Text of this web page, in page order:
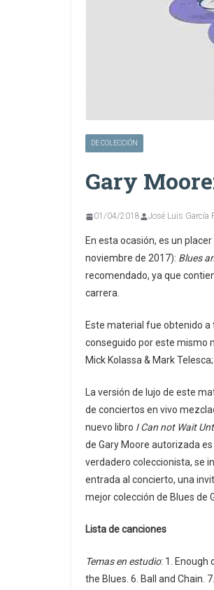
DE COLECCIÓN
Gary
01/04/2018 José Luis García
En esta ocasión, es un
noviembre de 2017): Blues
recomendado, ya que
carrera.
Este material fue obtenido a
conseguido por este mismo
Mick Kolassa & Mark
La versión de lujo de este
de conciertos en vivo
nuevo libro I Can not Wait
de Gary Moore autorizada
verdadero coleccionista, se
entrada al concierto, una
mejor colección de Blues de
Lista de canciones
Temas en estudio: 1. Enough
the Blues. 6. Ball and Chain.